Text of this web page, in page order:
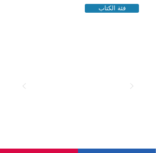
فئة الكتاب